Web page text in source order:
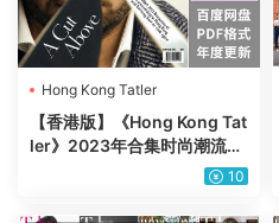
Hong Kong Tatler
【香港版】《Hong Kong Tat
ler》2023年合集时尚潮流美
容服饰时尚穿搭设计杂志pdf
10